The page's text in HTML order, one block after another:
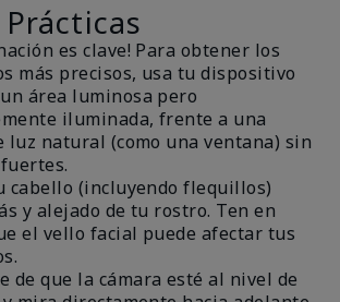
es clave! Para obtener los
más precisos, usa tu dispositivo
área luminosa pero
iluminada, frente a una
luz natural (como una ventana) sin
cabello (incluyendo flequillos)
y alejado de tu rostro. Ten en
el vello facial puede afectar tus
de que la cámara esté al nivel de